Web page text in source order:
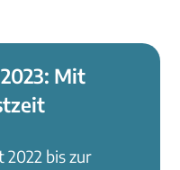
Mit
2022 bis zur